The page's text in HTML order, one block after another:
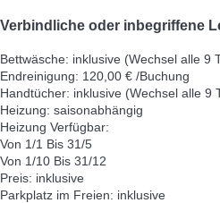
Verbindliche oder inbegriffene
Bettwäsche: inklusive (Wechsel alle 9
Endreinigung: 120,00 € /Buchung
Handtücher: inklusive (Wechsel alle 9
Heizung: saisonabhängig
Heizung Verfügbar:
Von 1/1 Bis 31/5
Von 1/10 Bis 31/12
Preis: inklusive
Parkplatz im Freien: inklusive